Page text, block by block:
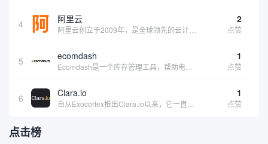
4 阿里云 2
点赞
5 ecomdash 1
点赞
6 Clara.io 1
点赞
点击榜